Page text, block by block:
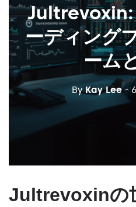
Jultrevoxin:
ーディング
ーム
ByKay Lee -
Jultrevoxinの